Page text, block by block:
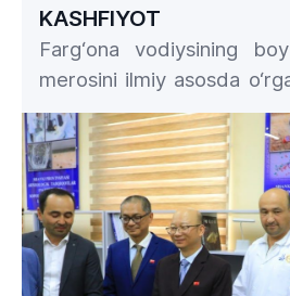
KASHFIYOT
Farg‘ona vodiysining
merosini ilmiy asosda
bir muhim natijaga
universiteti
Respublikasining Loyang
tadqiqotlar instituti
qadimiy
shahristonida olib